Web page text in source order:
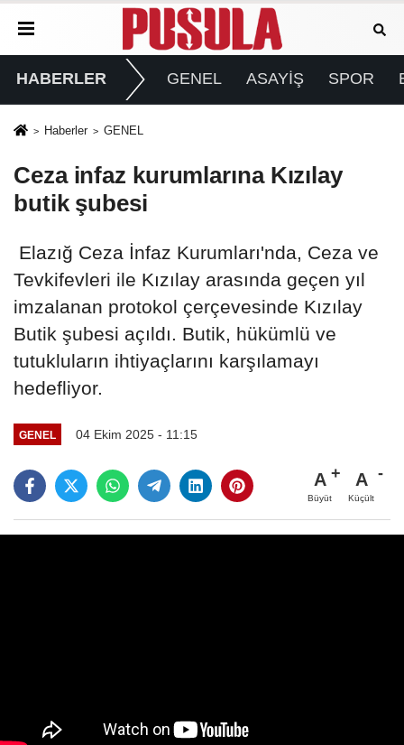
HABERLER GENEL ASAYİŞ SPOR
Haberler GENEL
Ceza infaz kurumlarına Kızılay
butik şubesi
Elazığ Ceza İnfaz Kurumları'nda, Ceza ve
Tevkifevleri ile Kızılay arasında geçen yıl
imzalanan protokol çerçevesinde Kızılay
Butik şubesi açıldı. Butik, hükümlü ve
tutukluların ihtiyaçlarını karşılamayı
hedefliyor.
GENEL 04 Ekim 2025 - 11:15
A
Büyüt
A
Küçült